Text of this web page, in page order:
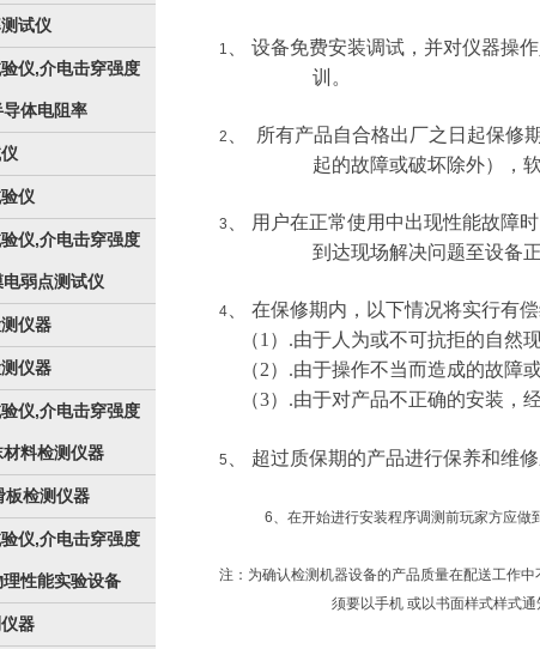
试仪
仪,介电击穿强度
体电阻率
仪
仪,介电击穿强度
弱点测试仪
仪器
仪器
仪,介电击穿强度
料检测仪器
板检测仪器
仪,介电击穿强度
性能实验设备
器
1
、 设备免费安装调试，并对仪器操
训。
2
、 所有产品自合格出厂之日起保修
起的故障或破坏除外），
3
、 用户在正常使用中出现性能故障
到达现场解决问题至设备
4
、 在保修期内，以下情况将实行有
（1）.由于人为或不可抗拒的自然
（2）.由于操作不当而造成的故障
（3）.由于对产品不正确的安装，
5 、 超过质保期的产品进行保养和维
6、在开始进行安装程序调测前玩家方应做
注：为确认检测机器设备的产品质量在配送工作中
须要以手机 或以书面样式样式